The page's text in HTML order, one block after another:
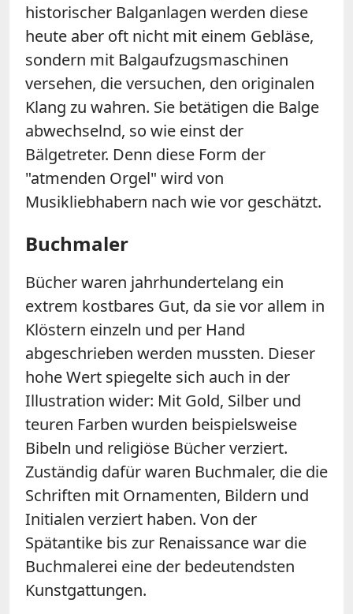
historischer Balganlagen werden diese
heute aber oft nicht mit einem Gebläse,
sondern mit Balgaufzugsmaschinen
versehen, die versuchen, den originalen
Klang zu wahren. Sie betätigen die Balge
abwechselnd, so wie einst der
Bälgetreter. Denn diese Form der
"atmenden Orgel" wird von
Musikliebhabern nach wie vor geschätzt.
Buchmaler
Bücher waren jahrhundertelang ein
extrem kostbares Gut, da sie vor allem in
Klöstern einzeln und per Hand
abgeschrieben werden mussten. Dieser
hohe Wert spiegelte sich auch in der
Illustration wider: Mit Gold, Silber und
teuren Farben wurden beispielsweise
Bibeln und religiöse Bücher verziert.
Zuständig dafür waren Buchmaler, die die
Schriften mit Ornamenten, Bildern und
Initialen verziert haben. Von der
Spätantike bis zur Renaissance war die
Buchmalerei eine der bedeutendsten
Kunstgattungen.